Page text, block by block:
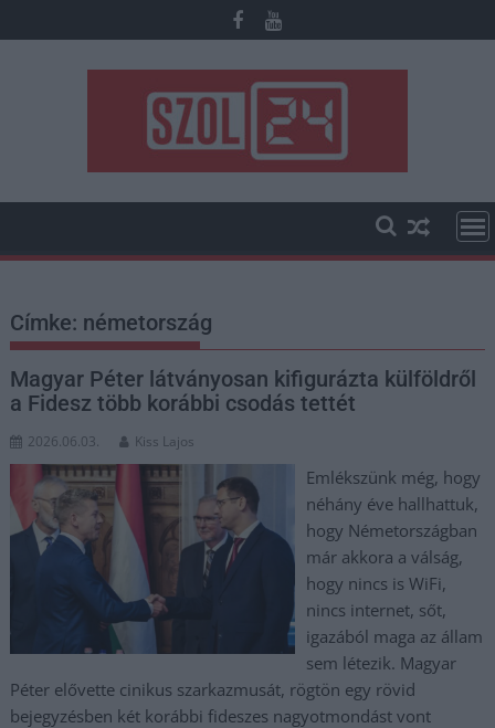
to
Címke: németország
Magyar Péter látványosan kifigurázta külföldről
a Fidesz több korábbi csodás tettét
2026.06.03. Kiss Lajos
Emlékszünk még, hogy
néhány éve hallhattuk,
hogy Németországban
már akkora a válság,
hogy nincs is WiFi,
nincs internet, sőt,
igazából maga az állam
sem létezik. Magyar
Péter elővette cinikus szarkazmusát, rögtön egy rövid
bejegyzésben két korábbi fideszes nagyotmondást vont